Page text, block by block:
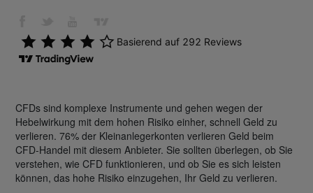
CFDs sind komplexe Instrumente und gehen wegen der
Hebelwirkung mit dem hohen Risiko einher, schnell Geld zu
verlieren. 76% der Kleinanlegerkonten verlieren Geld beim
CFD-Handel mit diesem Anbieter. Sie sollten überlegen, ob Sie
verstehen, wie CFD funktionieren, und ob Sie es sich leisten
können, das hohe Risiko einzugehen, Ihr Geld zu verlieren.